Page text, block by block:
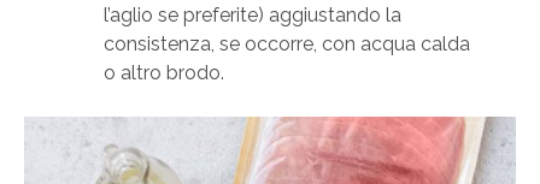
l’aglio se preferite) aggiustando la
consistenza, se occorre, con acqua calda
o altro brodo.